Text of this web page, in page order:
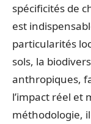
spécificités de
est
particularités
sols, la
anthropiques,
l’impact réel et
méthodologie,